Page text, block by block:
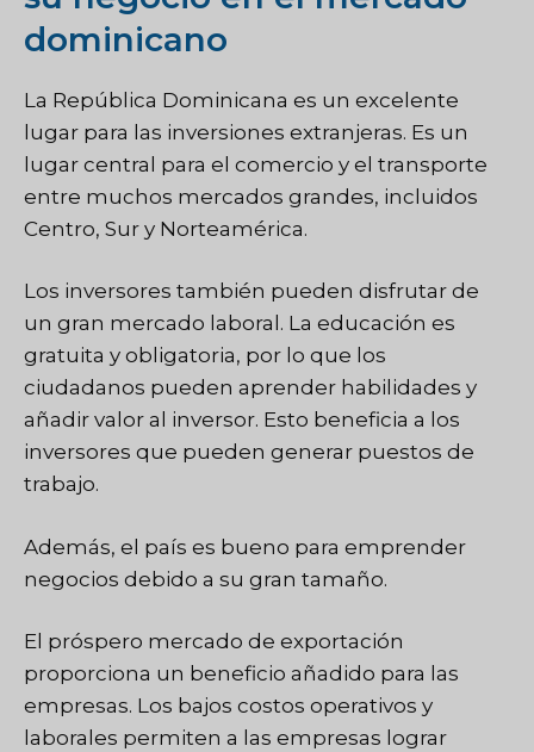
dominicano
La República Dominicana es un excelente
lugar para las inversiones extranjeras. Es un
lugar central para el comercio y el transporte
entre muchos mercados grandes, incluidos
Centro, Sur y Norteamérica.
Los inversores también pueden disfrutar de
un gran mercado laboral. La educación es
gratuita y obligatoria, por lo que los
ciudadanos pueden aprender habilidades y
añadir valor al inversor. Esto beneficia a los
inversores que pueden generar puestos de
trabajo.
Además, el país es bueno para emprender
negocios debido a su gran tamaño.
El próspero mercado de exportación
proporciona un beneficio añadido para las
empresas. Los bajos costos operativos y
laborales permiten a las empresas lograr